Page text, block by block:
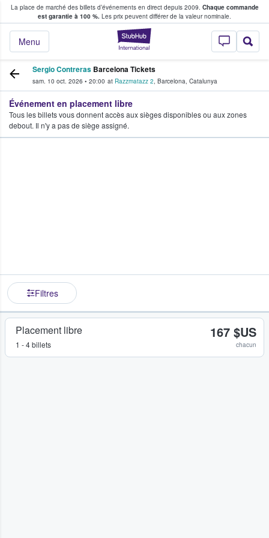
La place de marché des billets d’événements en direct depuis 2009. Chaque commande
est garantie à 100 %. Les prix peuvent différer de la valeur nominale.
StubHub - Où
Menu
fans achètent et vendent des billets
Sergio Contreras Barcelona Tickets
sam. 10 oct. 2026 • 20:00 at Razzmatazz 2, Barcelona, Catalunya
Événement en placement libre
Tous les billets vous donnent accès aux sièges disponibles ou aux zones
debout. Il n'y a pas de siège assigné.
Filtres
Placement libre
1 - 4 billets
167 $US
chacun